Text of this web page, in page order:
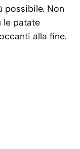
possibile. Non
le patate
alla fine.